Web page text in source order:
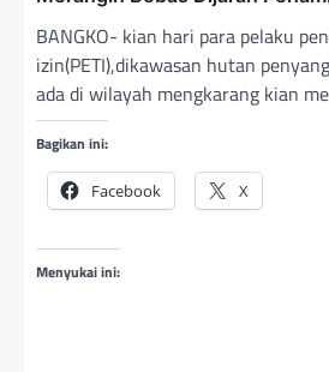
BANGKO- kian hari para pelaku
izin(PETI),dikawasan hutan
ada di wilayah mengkarang kian
Bagikan ini:
Facebook X
Menyukai ini: